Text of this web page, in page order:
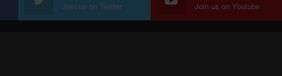
Join us on Twitter Join us on Youtube